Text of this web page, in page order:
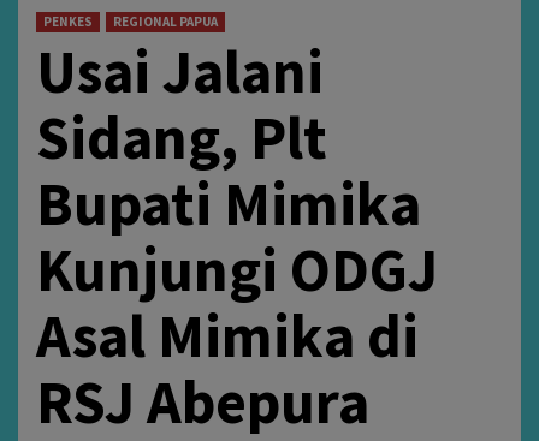
PENKES REGIONAL PAPUA
Usai Jalani
Sidang, Plt
Bupati Mimika
Kunjungi ODGJ
Asal Mimika di
RSJ Abepura